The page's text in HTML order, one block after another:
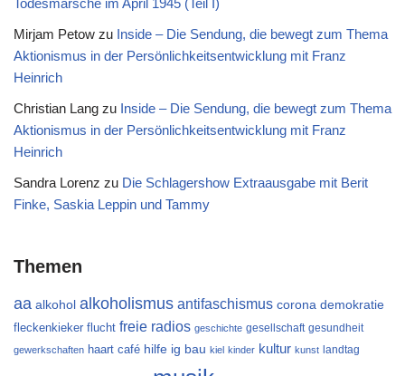
Todesmärsche im April 1945 (Teil I)
Mirjam Petow zu Inside – Die Sendung, die bewegt zum Thema
Aktionismus in der Persönlichkeitsentwicklung mit Franz
Heinrich
Christian Lang zu Inside – Die Sendung, die bewegt zum Thema
Aktionismus in der Persönlichkeitsentwicklung mit Franz
Heinrich
Sandra Lorenz zu Die Schlagershow Extraausgabe mit Berit
Finke, Saskia Leppin und Tammy
Themen
aa alkohol alkoholismus antifaschismus corona demokratie
fleckenkieker flucht freie radios geschichte gesellschaft gesundheit
gewerkschaften haart café hilfe ig bau kiel kinder kultur kunst landtag